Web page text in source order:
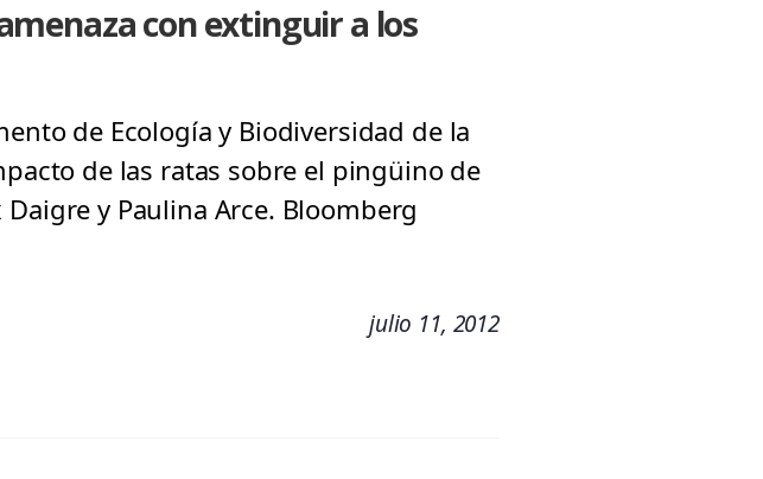
con extinguir a los
de Ecología y Biodiversidad de la
de las ratas sobre el pingüino de
y Paulina Arce. Bloomberg
julio 11, 2012